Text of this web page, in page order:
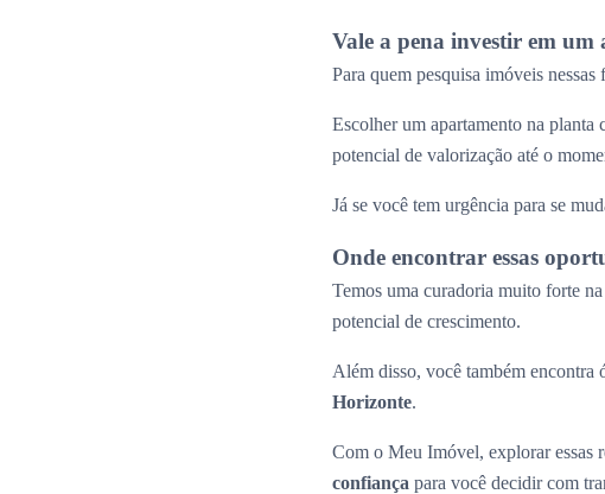
Vale a pena investir em
Para quem pesquisa imóveis
Escolher um apartamento na planta
potencial de valorização até o
Já se você tem urgência para se
Onde encontrar essas
Temos uma curadoria muito forte
potencial de crescimento.
Além disso, você também encontra
Horizonte.
Com o Meu Imóvel, explorar essas
confiança para você decidir com